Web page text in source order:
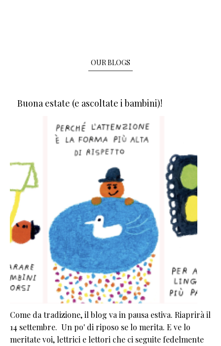
OUR BLOGS
Buona estate (e ascoltate i bambini)!
Come da tradizione, il blog va in pausa estiva. Riaprirà il
14 settembre. Un po' di riposo se lo merita. E ve lo
meritate voi, lettrici e lettori che ci seguite fedelmente